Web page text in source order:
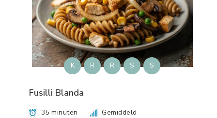
K R R S S
Fusilli Blanda
35 minuten Gemiddeld